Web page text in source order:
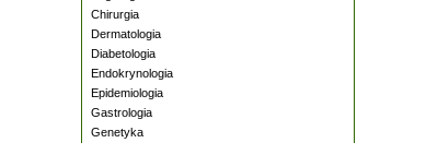
Chirurgia
Dermatologia
Diabetologia
Endokrynologia
Epidemiologia
Gastrologia
Genetyka